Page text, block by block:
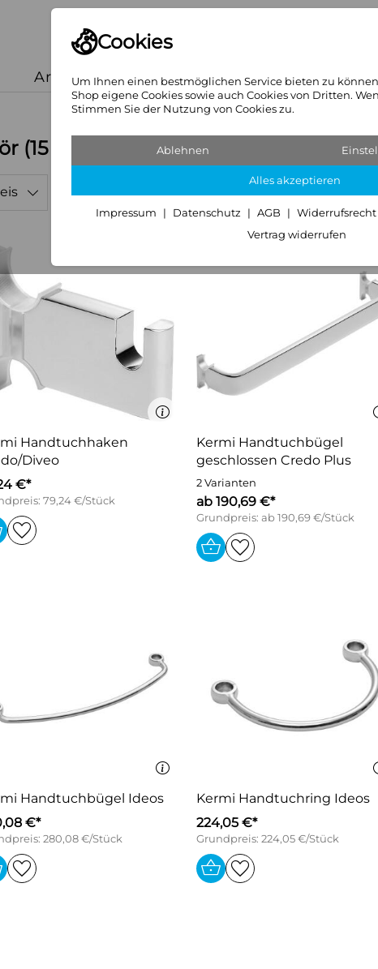
Cookies
Um Ihnen einen bestmöglichen Service bieten zu
Shop eigene Cookies sowie auch Cookies von Dritten.
Stimmen Sie der Nutzung von Cookies zu.
Ablehnen
Alles akzeptieren
Impressum Datenschutz AGB Widerrufsrecht
Vertrag widerrufen
Armaturen Heizkörper
(15 Artikel)
Handtuchhaken
Diveo
€*
79,24 €/Stück
Kermi Handtuchbügel
geschlossen Credo Plus
2 Varianten
ab 190,69 €*
Grundpreis: ab 190,69 €/Stück
Handtuchbügel Ideos
€*
280,08 €/Stück
Kermi Handtuchring Ideos
224,05 €*
Grundpreis: 224,05 €/Stück